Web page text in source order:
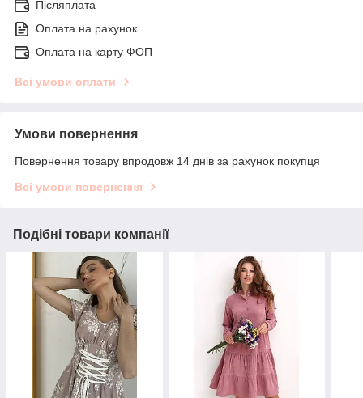
Післяплата
Оплата на рахунок
Оплата на карту ФОП
Всі умови оплати
Умови повернення
Повернення товару впродовж 14 днів за рахунок покупця
Всі умови повернення
Подібні товари компанії